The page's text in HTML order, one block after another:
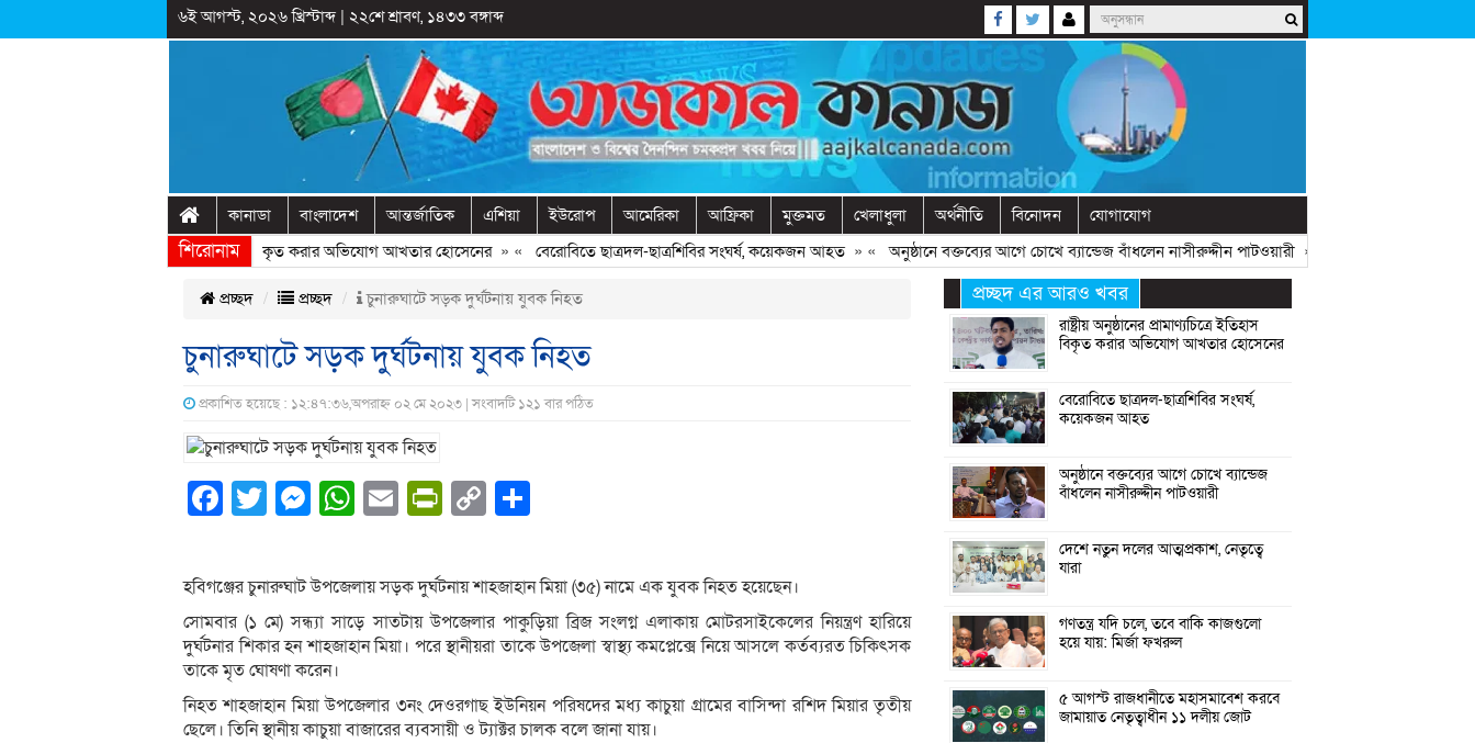
৬ই আগস্ট, ২০২৬ খ্রিস্টাব্দ| ২২শে শ্রাবণ, ১৪৩৩ বঙ্গাব্দ
কানাডা বাংলাদেশ আন্তর্জাতিক এশিয়া ইউরোপ আমেরিকা আফ্রিকা মুক্তমত খেলাধুলা অর্থনীতি বিনোদন যোগাযোগ
শিরোনাম
রাষ্ট্রীয় অনুষ্ঠানের প্রামাণ্যচিত্রে ইতিহাস বিকৃত করার অভিযোগ আখতার হোসেনের» «বেরোবিতে ছাত্রদল-ছাত্রশিবির সংঘর্ষ, কয়েকজন আহত» «অনুষ্ঠানে বক্তব্যের আগে চোখে ব্যান্ডেজ বাঁধলেন নাসীরুদ্দীন পাটওয়ারী» «
প্রচ্ছদ প্রচ্ছদ চুনারুঘাটে সড়ক দুর্ঘটনায় যুবক নিহত
চুনারুঘাটে সড়ক দুর্ঘটনায় যুবক নিহত
প্রকাশিত হয়েছে : ১২:৪৭:৩৬,অপরাহ্ন ০২ মে ২০২৩ | সংবাদটি ১২১ বার পঠিত
Facebook
Twitter
Messenger
WhatsApp
EmailPrintFriendly
Copy
হবিগঞ্জের চুনারুঘাট উপজেলায় সড়ক দুর্ঘটনায় শাহজাহান মিয়া (৩৫) নামে এক যুবক নিহত হয়েছেন।
সোমবার (১ মে) সন্ধ্যা সাড়ে সাতটায় উপজেলার পাকুড়িয়া ব্রিজ সংলগ্ন এলাকায় মোটরসাইকেলের নিয়ন্ত্রণ হারিয়ে
দুর্ঘটনার শিকার হন শাহজাহান মিয়া। পরে স্থানীয়রা তাকে উপজেলা স্বাস্থ্য কমপ্লেক্সে নিয়ে আসলে কর্তব্যরত চিকিৎসক
তাকে মৃত ঘোষণা করেন।
নিহত শাহজাহান মিয়া উপজেলার ৩নং দেওরগাছ ইউনিয়ন পরিষদের মধ্য কাচুয়া গ্রামের বাসিন্দা রশিদ মিয়ার তৃতীয়
ছেলে। তিনি স্থানীয় কাচুয়া বাজারের ব্যবসায়ী ও ট্যাক্টর চালক বলে জানা যায়।
প্রচ্ছদ এর আরও খবর
রাষ্ট্রীয় অনুষ্ঠানের প্রামাণ্যচিত্রে ইতিহাস
বিকৃত করার অভিযোগ আখতার হোসেনের
বেরোবিতে ছাত্রদল-ছাত্রশিবির সংঘর্ষ,
কয়েকজন আহত
অনুষ্ঠানে বক্তব্যের আগে চোখে ব্যান্ডেজ
বাঁধলেন নাসীরুদ্দীন পাটওয়ারী
দেশে নতুন দলের আত্মপ্রকাশ, নেতৃত্বে
যারা
গণতন্ত্র যদি চলে, তবে বাকি কাজগুলো
হয়ে যায়: মির্জা ফখরুল
৫ আগস্ট রাজধানীতে মহাসমাবেশ করবে
জামায়াত নেতৃত্বাধীন ১১ দলীয় জোট